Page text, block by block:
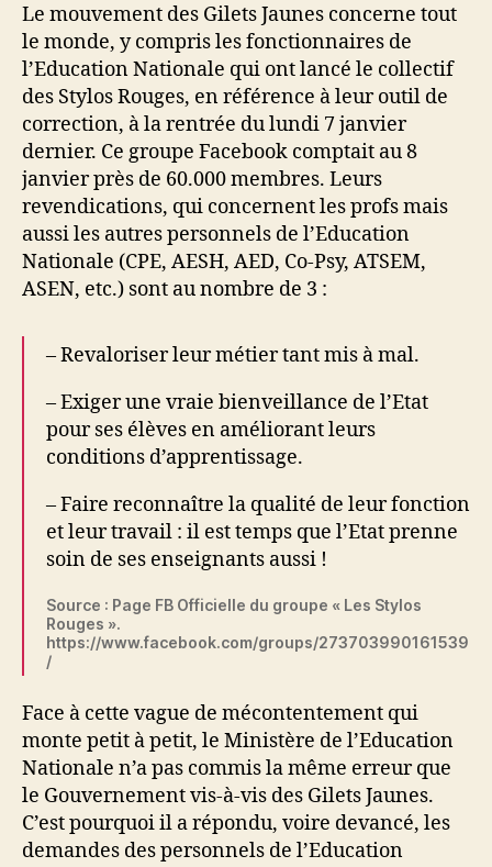
Le mouvement des Gilets Jaunes concerne tout
le monde, y compris les fonctionnaires de
l’Education Nationale qui ont lancé le collectif
des Stylos Rouges, en référence à leur outil de
correction, à la rentrée du lundi 7 janvier
dernier. Ce groupe Facebook comptait au 8
janvier près de 60.000 membres. Leurs
revendications, qui concernent les profs mais
aussi les autres personnels de l’Education
Nationale (CPE, AESH, AED, Co-Psy, ATSEM,
ASEN, etc.) sont au nombre de 3 :
– Revaloriser leur métier tant mis à mal.
– Exiger une vraie bienveillance de l’Etat
pour ses élèves en améliorant leurs
conditions d’apprentissage.
– Faire reconnaître la qualité de leur fonction
et leur travail : il est temps que l’Etat prenne
soin de ses enseignants aussi !
Source : Page FB Officielle du groupe « Les Stylos
Rouges ».
https://www.facebook.com/groups/273703990161539
/
Face à cette vague de mécontentement qui
monte petit à petit, le Ministère de l’Education
Nationale n’a pas commis la même erreur que
le Gouvernement vis-à-vis des Gilets Jaunes.
C’est pourquoi il a répondu, voire devancé, les
demandes des personnels de l’Education